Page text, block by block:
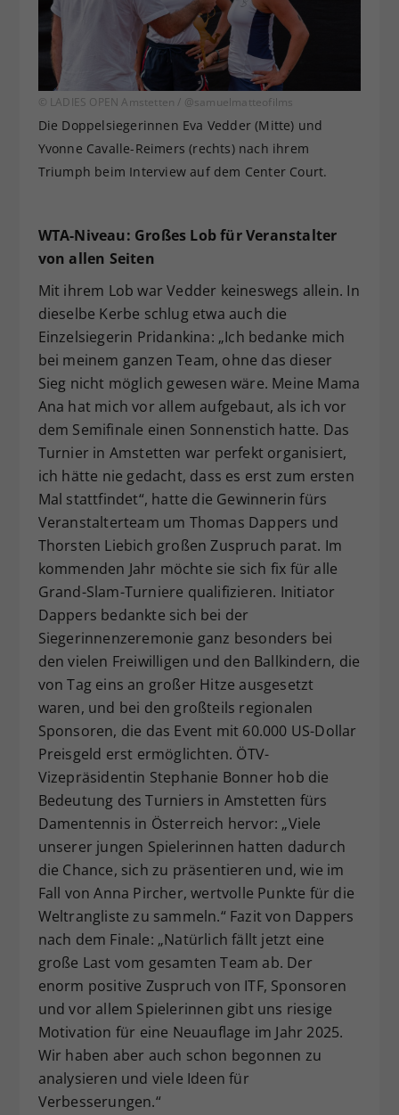
© LADIES OPEN Amstetten / @samuelmatteofilms
Die Doppelsiegerinnen Eva Vedder (Mitte) und
Yvonne Cavalle-Reimers (rechts) nach ihrem
Triumph beim Interview auf dem Center Court.
WTA-Niveau: Großes Lob für Veranstalter
von allen Seiten
Mit ihrem Lob war Vedder keineswegs allein. In
dieselbe Kerbe schlug etwa auch die
Einzelsiegerin Pridankina: „Ich bedanke mich
bei meinem ganzen Team, ohne das dieser
Sieg nicht möglich gewesen wäre. Meine Mama
Ana hat mich vor allem aufgebaut, als ich vor
dem Semifinale einen Sonnenstich hatte. Das
Turnier in Amstetten war perfekt organisiert,
ich hätte nie gedacht, dass es erst zum ersten
Mal stattfindet“, hatte die Gewinnerin fürs
Veranstalterteam um Thomas Dappers und
Thorsten Liebich großen Zuspruch parat. Im
kommenden Jahr möchte sie sich fix für alle
Grand-Slam-Turniere qualifizieren. Initiator
Dappers bedankte sich bei der
Siegerinnenzeremonie ganz besonders bei
den vielen Freiwilligen und den Ballkindern, die
von Tag eins an großer Hitze ausgesetzt
waren, und bei den großteils regionalen
Sponsoren, die das Event mit 60.000 US-Dollar
Preisgeld erst ermöglichten. ÖTV-
Vizepräsidentin Stephanie Bonner hob die
Bedeutung des Turniers in Amstetten fürs
Damentennis in Österreich hervor: „Viele
unserer jungen Spielerinnen hatten dadurch
die Chance, sich zu präsentieren und, wie im
Fall von Anna Pircher, wertvolle Punkte für die
Weltrangliste zu sammeln.“ Fazit von Dappers
nach dem Finale: „Natürlich fällt jetzt eine
große Last vom gesamten Team ab. Der
enorm positive Zuspruch von ITF, Sponsoren
und vor allem Spielerinnen gibt uns riesige
Motivation für eine Neuauflage im Jahr 2025.
Wir haben aber auch schon begonnen zu
analysieren und viele Ideen für
Verbesserungen.“